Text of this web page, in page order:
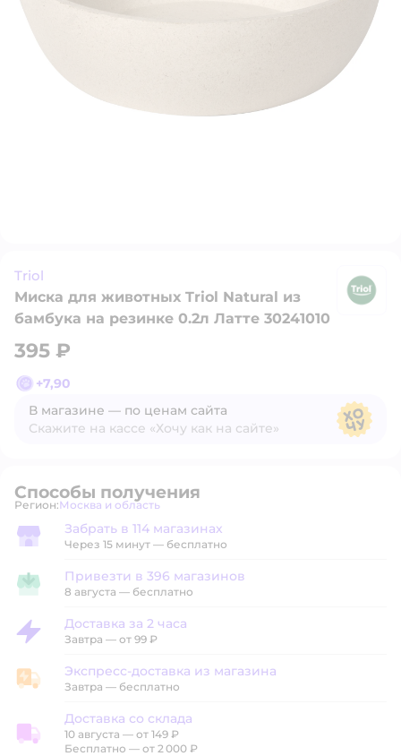
Triol
Миска для животных Triol Natural из
бамбука на резинке 0.2л Латте 30241010
395 ₽
+7,90
В магазине — по ценам сайта
Скажите на кассе «Хочу как на сайте»
Способы получения
Регион: Выбор адреса доставки.
Москва и область
Забрать в магазине
Забрать в 114 магазинах
Через 15 минут — бесплатно
Привезти в магазин
Привезти в 396 магазинов
8 августа — бесплатно
Доставка за 2 часа
Доставка за 2 часа
Завтра — от 99 ₽
Экспресс-доставка из магазина
Экспресс-доставка из магазина
Завтра — бесплатно
Доставка со склада
Доставка со склада
10 августа — от 149 ₽
Бесплатно — от 2 000 ₽